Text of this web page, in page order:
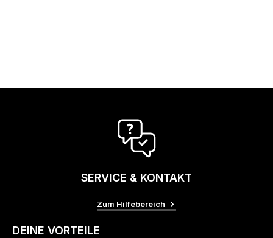
SERVICE & KONTAKT
Zum Hilfebereich
DEINE VORTEILE